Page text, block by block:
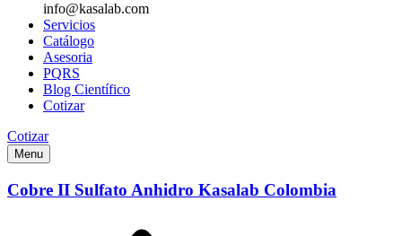
info@kasalab.com
Servicios
Catálogo
Asesoria
PQRS
Blog Científico
Cotizar
Cotizar
Menu
Cobre II Sulfato Anhidro Kasalab Colombia